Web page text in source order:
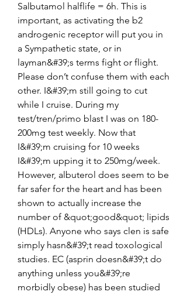
Salbutamol halflife = 6h. This is
important, as activating the b2
androgenic receptor will put you in
a Sympathetic state, or in
layman&#39;s terms fight or flight.
Please don’t confuse them with each
other. I&#39;m still going to cut
while I cruise. During my
test/tren/primo blast I was on 180-
200mg test weekly. Now that
I&#39;m cruising for 10 weeks
I&#39;m upping it to 250mg/week.
However, albuterol does seem to be
far safer for the heart and has been
shown to actually increase the
number of &quot;good&quot; lipids
(HDLs). Anyone who says clen is safe
simply hasn&#39;t read toxological
studies. EC (asprin doesn&#39;t do
anything unless you&#39;re
morbidly obese) has been studied